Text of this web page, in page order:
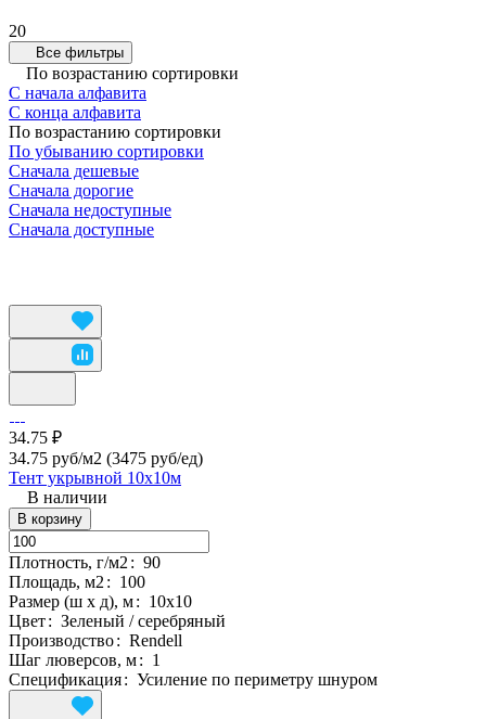
20
Все фильтры
По возрастанию сортировки
С начала алфавита
С конца алфавита
По возрастанию сортировки
По убыванию сортировки
Сначала дешевые
Сначала дорогие
Сначала недоступные
Сначала доступные
34.75 ₽
34.75 руб/м2 (3475 руб/eд)
Тент укрывной 10х10м
В наличии
В корзину
Плотность, г/м2: 90
Площадь, м2: 100
Размер (ш х д), м: 10х10
Цвет: Зеленый / серебряный
Производство: Rendell
Шаг люверсов, м: 1
Спецификация: Усиление по периметру шнуром